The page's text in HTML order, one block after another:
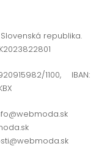
Slovenská republika.
1100, IBAN: